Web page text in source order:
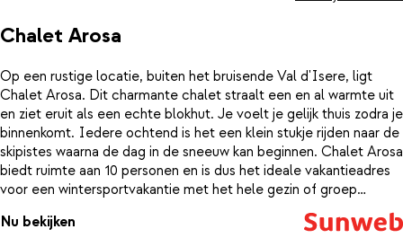
Chalet Arosa
Op een rustige locatie, buiten het bruisende Val d'Isere, ligt
Chalet Arosa. Dit charmante chalet straalt een en al warmte uit
en ziet eruit als een echte blokhut. Je voelt je gelijk thuis zodra je
binnenkomt. Iedere ochtend is het een klein stukje rijden naar de
skipistes waarna de dag in de sneeuw kan beginnen. Chalet Arosa
biedt ruimte aan 10 personen en is dus het ideale vakantieadres
voor een wintersportvakantie met het hele gezin of groep
vrienden. Zo zijn er 5 slaapkamers met ieder een eigen badkamer,
open keuken en ruime woonkamer. Aan het einde van de is het
Nu bekijken